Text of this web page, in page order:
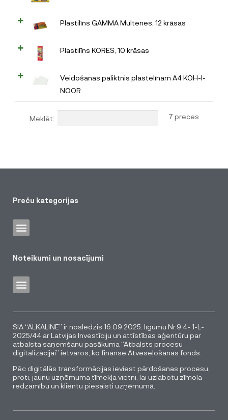
Plastilīns GAMMA Multenes, 12 krāsas
Plastilīns KORES, 10 krāsas
Veidošanas paliktnis plastelīnam A4 KOH-I-
NOOR
Meklēt: 7 preces
Preču kategorijas
Noteikumi un nosacījumi
SIA “ALKALINE” ir noslēdzis 16.09.2025. līgumu Nr.9.4- 1-L-
2025/44 ar Latvijas Investīciju un attīstības aģentūru par
atbalsta saņemšanu pasākuma “Atbalsts procesu
digitalizācijai” ietvaros, ko finansē Atveseļošanas fonds.
Pēc digitālās transformācijas ieviest pārdošanas procesu,
proti, jaunu uzņēmuma tīmekļa vietni, lai uzlabotu zīmola
redzamību un klientu piesaisti uzņēmumā.